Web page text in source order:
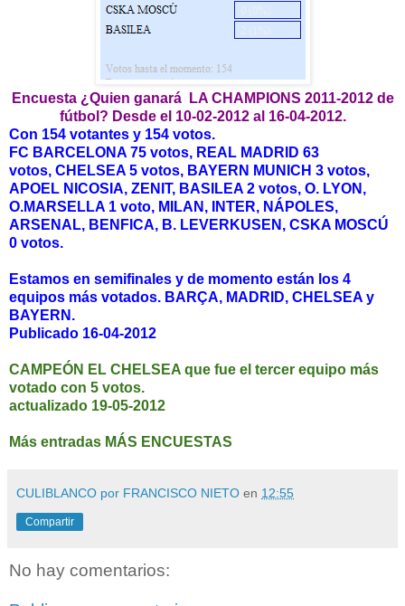
Encuesta ¿Quien ganará LA CHAMPIONS 2011-2012 de
fútbol? Desde el 10-02-2012 al 16-04-2012.
Con 154 votantes y 154 votos.
FC BARCELONA 75 votos, REAL MADRID 63
votos, CHELSEA 5 votos, BAYERN MUNICH 3 votos,
APOEL NICOSIA, ZENIT, BASILEA 2 votos, O. LYON,
O.MARSELLA 1 voto, MILAN, INTER, NÁPOLES,
ARSENAL, BENFICA, B. LEVERKUSEN, CSKA MOSCÚ
0 votos.
Estamos en semifinales y de momento están los 4
equipos más votados. BARÇA, MADRID, CHELSEA y
BAYERN.
Publicado 16-04-2012
CAMPEÓN EL CHELSEA que fue el tercer equipo más
votado con 5 votos.
actualizado 19-05-2012
Más entradas MÁS ENCUESTAS
CULIBLANCO por FRANCISCO NIETO en 12:55
Compartir
No hay comentarios: